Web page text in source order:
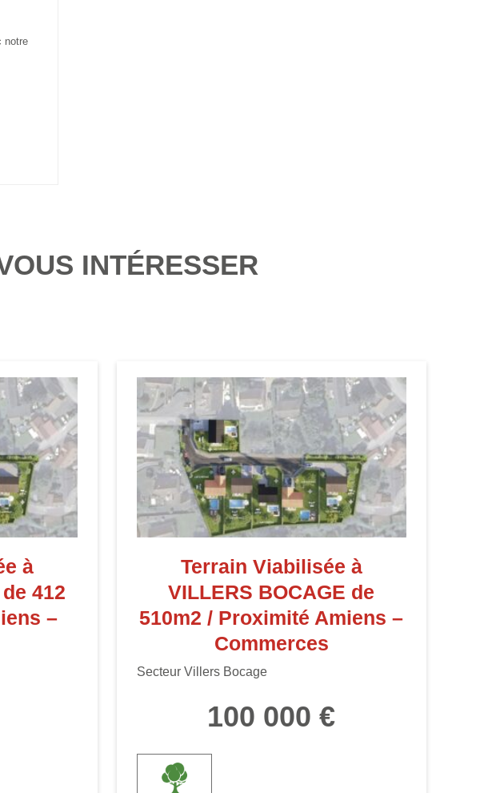
notre
INTÉRESSER
à
412
–
Terrain Viabilisée à
VILLERS BOCAGE de
510m2 / Proximité Amiens –
Commerces
Secteur Villers Bocage
100 000 €